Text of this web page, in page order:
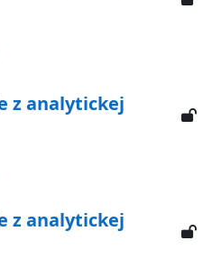
z analytickej
z analytickej